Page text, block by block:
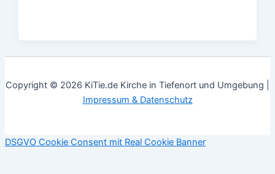
Copyright © 2026 KiTie.de Kirche in Tiefenort und Umgebung |
Impressum & Datenschutz
DSGVO Cookie Consent mit Real Cookie Banner